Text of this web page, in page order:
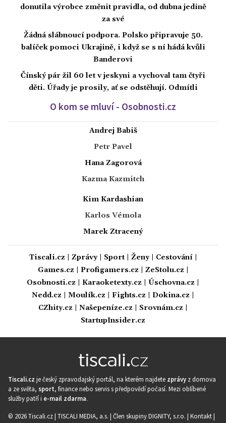
donutila výrobce změnit pravidla, od dubna jedině
za své
Žádná slábnoucí podpora. Polsko připravuje 50.
balíček pomoci Ukrajině, i když se s ní hádá kvůli
Banderovi
Čínský pár žil 60 let v jeskyni a vychoval tam čtyři
děti. Úřady je prosily, ať se odstěhují. Odmítli
O kom se mluví - Osobnosti.cz
Andrej Babiš
Petr Pavel
Hana Zagorová
Kazma Kazmitch
Kim Kardashian
Karlos Vémola
Marek Ztracený
Tiscali.cz Zprávy| Sport| Ženy| Cestování|
Games.cz
Profigamers.cz ZeStolu.cz
Osobnosti.cz
Karaoketexty.cz Úschovna.cz
Nedd.cz
Moulík.cz Fights.cz Dokina.cz
CZhity.cz
Našepeníze.cz Srovnám.cz
StartupInsider.cz
Tiscali.cz je český zpravodajský portál, na kterém najdete zprávy z domova
a ze světa, sport, finance nebo servis s předpovědí počasí. Mezi oblíbené
služby patří i e-mail zdarma.
© 2026 Tiscali.cz | TISCALI MEDIA, a.s. | Člen skupiny DIGNITY, s.r.o. | Kontakt|